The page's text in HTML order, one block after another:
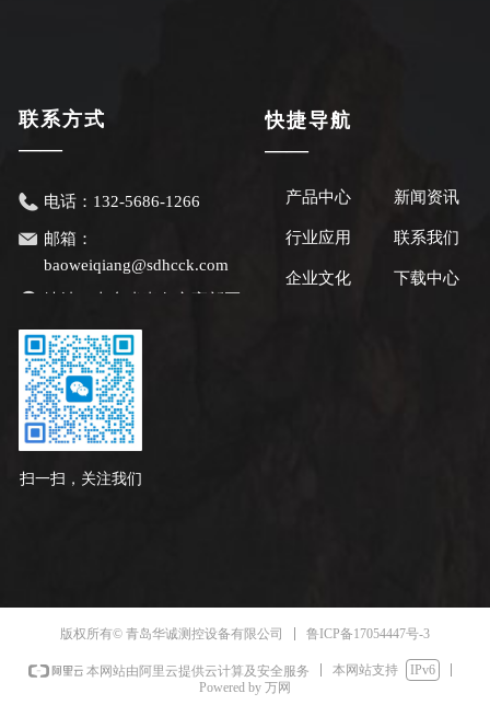
联系方式
——
电话： 132-5686-1266
邮箱：
baoweiqiang@sdhcck.com
锦汇路1号
快捷导航
——
产品中心
行业应用
企业文化
新闻资讯
联系我们
下载中心
扫一扫，关注我们
版权所有© 青岛华诚测控设备有限公司 鲁ICP备17054447号-3
本网站由阿里云提供云计算及安全服务 本网站支持
IPv6
Powered by 万网